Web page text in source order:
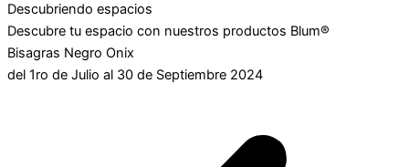
Descubriendo espacios
Descubre tu espacio con nuestros productos Blum®
Bisagras Negro Onix
del 1ro de Julio al 30 de Septiembre 2024